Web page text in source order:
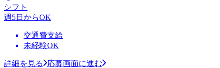
シフト
週5日からOK
交通費支給
未経験OK
詳細を見る 応募画面に進む